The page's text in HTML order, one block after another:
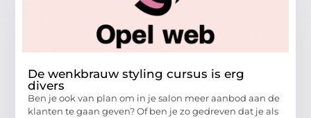
De wenkbrauw styling cursus is erg
divers
Ben je ook van plan om in je salon meer aanbod aan de
klanten te gaan geven? Of ben je zo gedreven dat je als